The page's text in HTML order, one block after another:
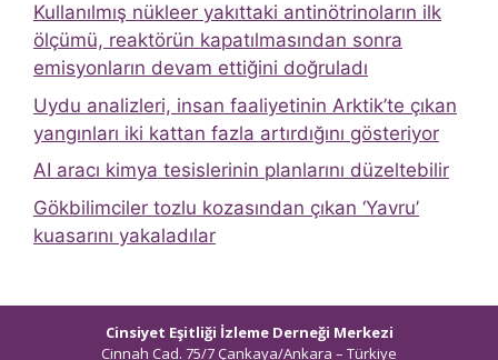
Kullanılmış nükleer yakıttaki antinötrinoların ilk
ölçümü, reaktörün kapatılmasından sonra
emisyonların devam ettiğini doğruladı
Uydu analizleri, insan faaliyetinin Arktik’te çıkan
yangınları iki kattan fazla artırdığını gösteriyor
AI aracı kimya tesislerinin planlarını düzeltebilir
Gökbilimciler tozlu kozasından çıkan ‘Yavru’
kuasarını yakaladılar
Cinsiyet Eşitliği İzleme Derneği Merkezi
Cinnah Cad. 75/7 Çankaya/Ankara – Türkiye